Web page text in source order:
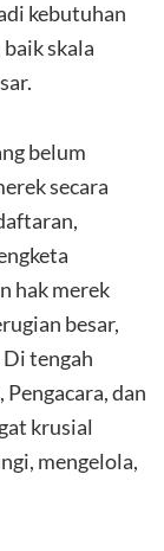
kebutuhan
skala
belum
secara
hak merek
besar,
tengah
dan
krusial
mengelola,